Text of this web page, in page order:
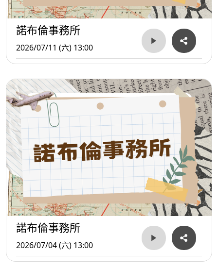
諾布倫事務所
2026/07/11 (六) 13:00
諾布倫事務所
2026/07/04 (六) 13:00